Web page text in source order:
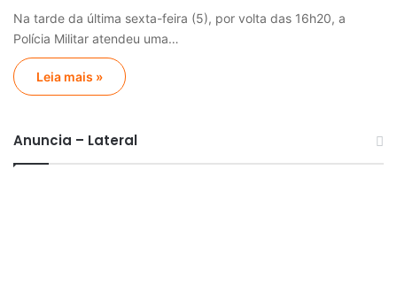
Na tarde da última sexta-feira (5), por volta das 16h20, a
Polícia Militar atendeu uma…
Leia mais »
Anuncia – Lateral